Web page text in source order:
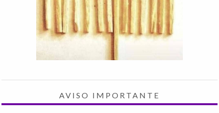
AVISO IMPORTANTE